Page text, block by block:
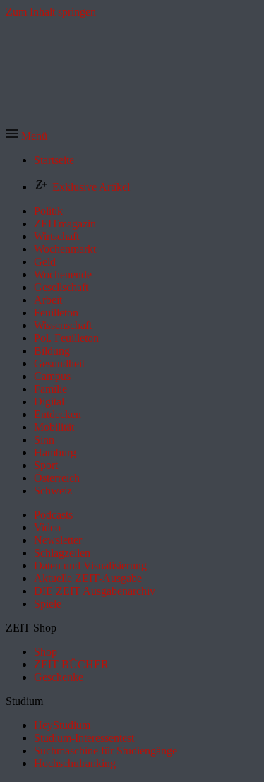
Zum Inhalt springen
Menü
Startseite
Exklusive Artikel
Politik
ZEITmagazin
Wirtschaft
Wochenmarkt
Geld
Wochenende
Gesellschaft
Arbeit
Feuilleton
Wissenschaft
Pol. Feuilleton
Bildung
Gesundheit
Campus
Familie
Digital
Entdecken
Mobilität
Sinn
Hamburg
Sport
Österreich
Schweiz
Podcasts
Video
Newsletter
Schlagzeilen
Daten und Visualisierung
Aktuelle ZEIT-Ausgabe
DIE ZEIT Ausgabenarchiv
Spiele
ZEIT Shop
Shop
ZEIT BÜCHER
Geschenke
Studium
HeyStudium
Studium-Interessentest
Suchmaschine für Studiengänge
Hochschulranking